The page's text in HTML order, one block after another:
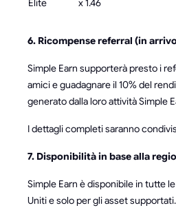
Elite x 1.46
6. Ricompense referral (in
Simple Earn supporterà presto i
amici e guadagnare il 10% del
generato dalla loro attività Simple
I dettagli completi saranno
7. Disponibilità in base alla
Simple Earn è disponibile in tutte
Uniti e solo per gli asset